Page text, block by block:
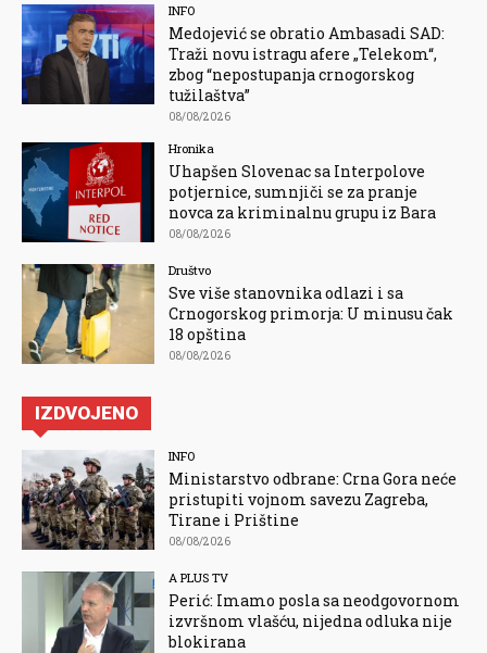
INFO
Medojević se obratio Ambasadi SAD:
Traži novu istragu afere „Telekom“,
zbog “nepostupanja crnogorskog
tužilaštva”
08/08/2026
Hronika
Uhapšen Slovenac sa Interpolove
potjernice, sumnjiči se za pranje
novca za kriminalnu grupu iz Bara
08/08/2026
Društvo
Sve više stanovnika odlazi i sa
Crnogorskog primorja: U minusu čak
18 opština
08/08/2026
IZDVOJENO
INFO
Ministarstvo odbrane: Crna Gora neće
pristupiti vojnom savezu Zagreba,
Tirane i Prištine
08/08/2026
A PLUS TV
Perić: Imamo posla sa neodgovornom
izvršnom vlašću, nijedna odluka nije
blokirana